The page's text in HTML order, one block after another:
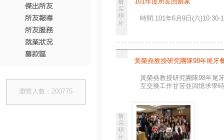
瀏覽人數：200775
時間:101年6月9日(六
˙黃榮堯教授研究團隊98年尾牙
黃榮堯教授研究團隊98年尾
互交換工作甘苦並回憶求學